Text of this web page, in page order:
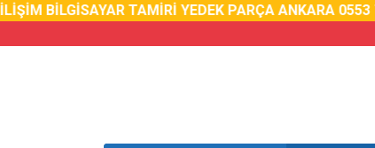
BİLGİSAYAR TAMİRİ YEDEK PARÇA ANKARA 0553